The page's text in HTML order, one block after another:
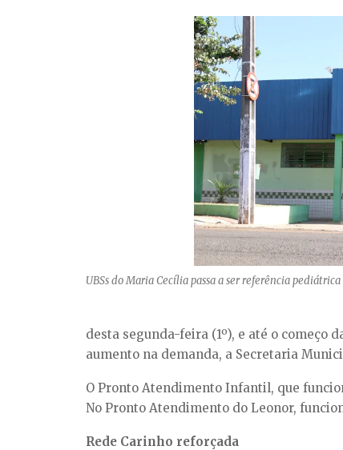
UBSs do Maria Cecília passa a ser referência
desta segunda-feira (1º), e até o começo
aumento na demanda, a Secretaria
O Pronto Atendimento Infantil, que
No Pronto Atendimento do Leonor,
Rede Carinho reforçada